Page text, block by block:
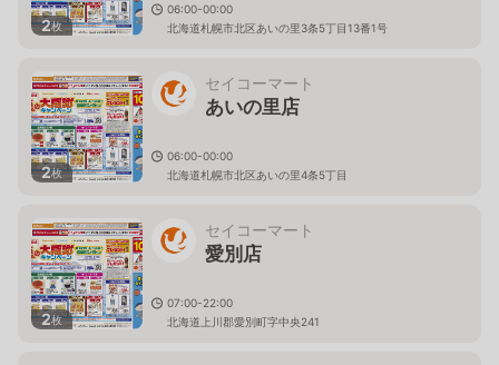
2枚
06:00-00:00
北海道札幌市北区あいの里3条5丁目13番1号
2枚
セイコーマート
あいの里店
06:00-00:00
北海道札幌市北区あいの里4条5丁目
2枚
セイコーマート
愛別店
07:00-22:00
北海道上川郡愛別町字中央241